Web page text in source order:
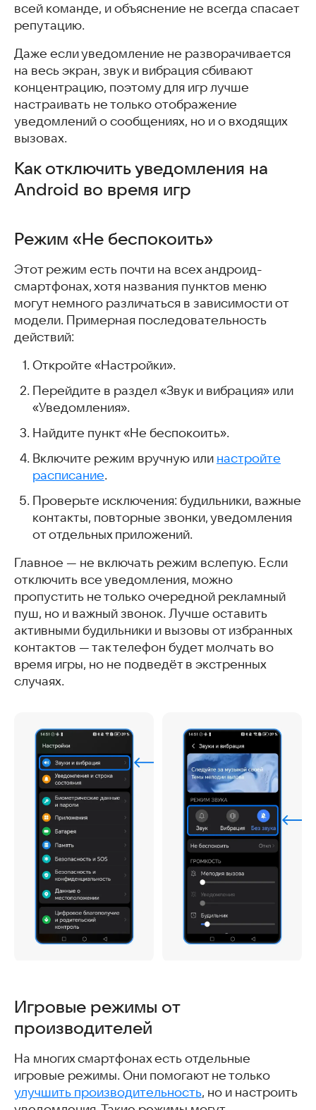
всей команде, и объяснение не всегда спасает
репутацию.
Даже если уведомление не разворачивается
на весь экран, звук и вибрация сбивают
концентрацию, поэтому для игр лучше
настраивать не только отображение
уведомлений о сообщениях, но и о входящих
вызовах.
Как отключить уведомления на
Android во время игр
Режим «Не беспокоить»
Этот режим есть почти на всех андроид-
смартфонах, хотя названия пунктов меню
могут немного различаться в зависимости от
модели. Примерная последовательность
действий:
Откройте «Настройки».
Перейдите в раздел «Звук и вибрация» или
«Уведомления».
Найдите пункт «Не беспокоить».
Включите режим вручную или настройте
расписание.
Проверьте исключения: будильники, важные
контакты, повторные звонки, уведомления
от отдельных приложений.
Главное — не включать режим вслепую. Если
отключить все уведомления, можно
пропустить не только очередной рекламный
пуш, но и важный звонок. Лучше оставить
активными будильники и вызовы от избранных
контактов — так телефон будет молчать во
время игры, но не подведёт в экстренных
случаях.
Игровые режимы от
производителей
На многих смартфонах есть отдельные
игровые режимы. Они помогают не только
улучшить производительность, но и настроить